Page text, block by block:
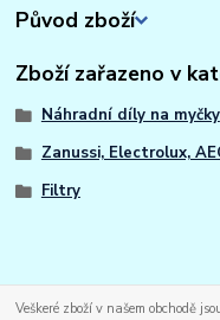
Původ zboží
Zboží zařazeno v
Náhradní díly na myčky
Zanussi, Electrolux,
Filtry
Veškeré zboží v našem obchodě